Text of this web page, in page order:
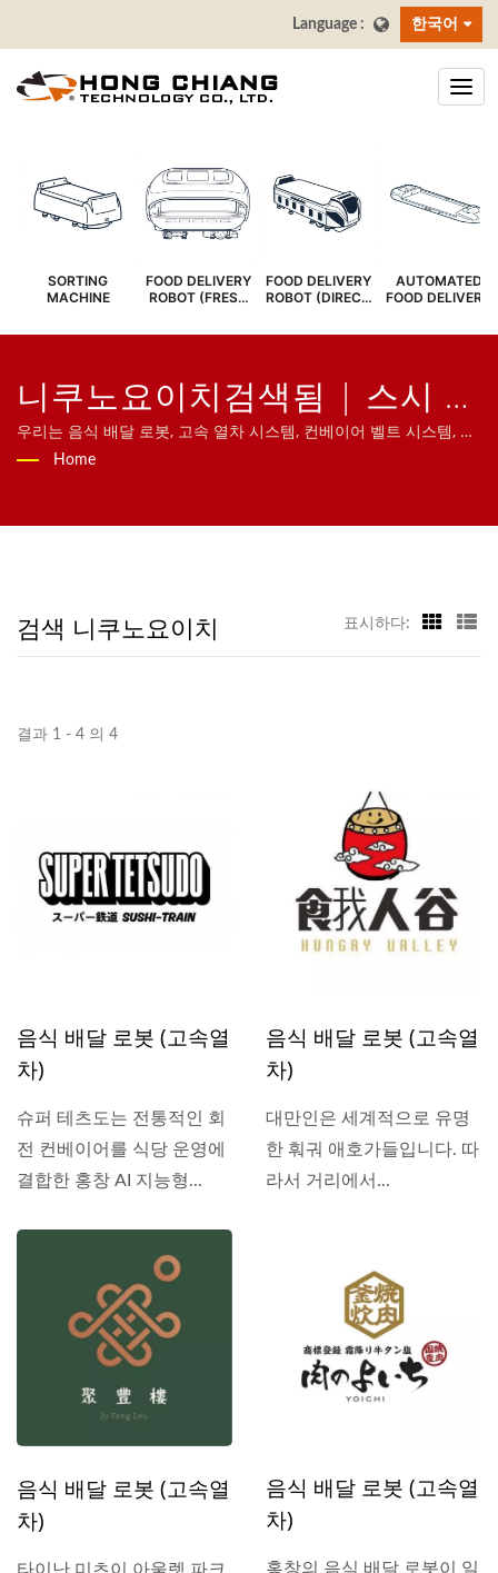
한국어
SORTING
MACHINE
FOOD DELIVERY
ROBOT (FRESH
FOOD DELIVERY
ROBOT (DIRECT
AUTOMATED
FOOD DELIVERY
니쿠노요이치검색됨 | 스시 바
컨베이어 벨트 - 음식 배달 벨
우리는 음식 배달 로봇, 고속 열차 시스템, 컨베이어 벨트 시스템, 회
전 초밥 벨트 시스템, 태블릿 주문 시스템, 모바일 주문 시스템, 디스
Home
검색 니쿠노요이치 표시하다:
결과 1 - 4 의 4
음식 배달 로봇 (고속열
차)
슈퍼 테츠도는 전통적인 회
전 컨베이어를 식당 운영에
결합한 홍창 AI 지능형...
음식 배달 로봇 (고속열
차)
대만인은 세계적으로 유명
한 훠궈 애호가들입니다. 따
라서 거리에서...
음식 배달 로봇 (고속열
차)
음식 배달 로봇 (고속열
차)
홍창의 음식 배달 로봇이 일